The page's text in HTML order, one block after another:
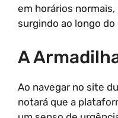
em horários
surgindo ao longo do
A
Ao navegar no site
notará que a